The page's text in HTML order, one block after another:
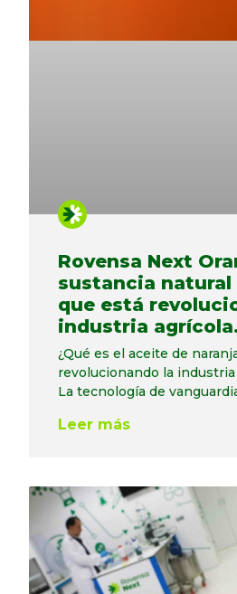
Rovensa Next
sustancia natural
que está
industria
¿Qué es el aceite de
revolucionando la
La tecnología de
Leer más